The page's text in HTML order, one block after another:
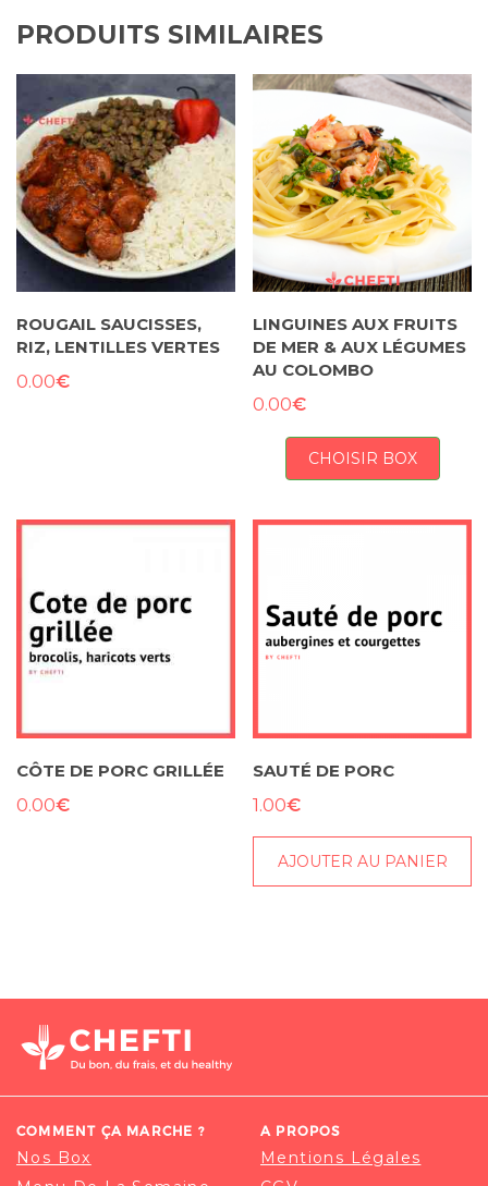
PRODUITS SIMILAIRES
ROUGAIL SAUCISSES,
RIZ, LENTILLES VERTES
0.00€
LINGUINES AUX FRUITS
DE MER & AUX LÉGUMES
AU COLOMBO
0.00€
CHOISIR BOX
CÔTE DE PORC GRILLÉE
0.00€
SAUTÉ DE PORC
1.00€
AJOUTER AU PANIER
COMMENT ÇA MARCHE ?
Nos Box
A PROPOS
Mentions Légales